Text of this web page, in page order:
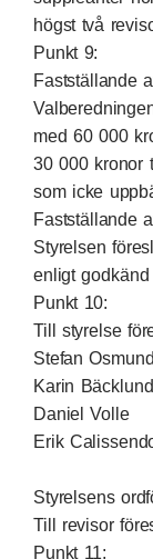
högst två
Punkt 9:
Fastställande
med 60 000
30 000 kronor
som icke
Fastställande
Styrelsen
enligt godkänd
Punkt 10:
Till styrelse
Stefan Osmund
Karin Bäcklund
Daniel Volle
Erik
Styrelsens
Till revisor
Punkt 11: